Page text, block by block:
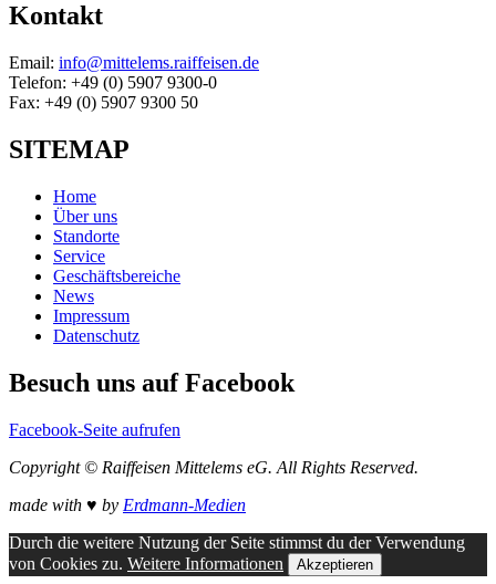
Kontakt
Email: info@mittelems.raiffeisen.de
Telefon: +49 (0) 5907 9300-0
Fax: +49 (0) 5907 9300 50
SITEMAP
Home
Über uns
Standorte
Service
Geschäftsbereiche
News
Impressum
Datenschutz
Besuch uns auf Facebook
Facebook-Seite aufrufen
Copyright © Raiffeisen Mittelems eG. All Rights Reserved.
made with ♥ by Erdmann-Medien
Scroll
Up
Durch die weitere Nutzung der Seite stimmst du der Verwendung
von Cookies zu. Weitere Informationen Akzeptieren